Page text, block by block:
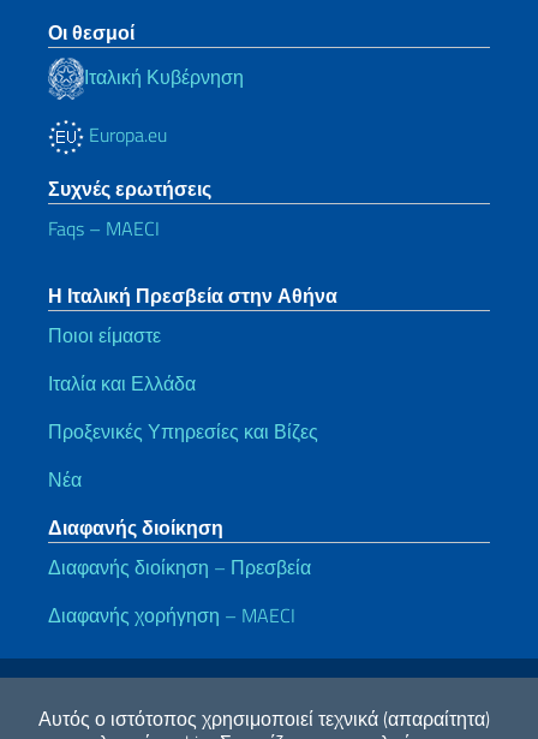
Αυτός ο ιστότοπος χρησιμοποιεί τεχνικά (απαραίτητα)
Οι θεσμοί
Ιταλική Κυβέρνηση
Europa.eu
Συχνές ερωτήσεις
Faqs – MAECI
Η Ιταλική Πρεσβεία στην Αθήνα
Ποιοι είμαστε
Ιταλία και Ελλάδα
Προξενικές Υπηρεσίες και Βίζες
Νέα
Διαφανής διοίκηση
Διαφανής διοίκηση – Πρεσβεία
Διαφανής χορήγηση – MAECI
Χρήσιμοι σύνδεσμοι